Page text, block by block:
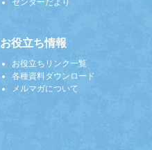
センターだより
お役立ち情報
お役立ちリンク一覧
各種資料ダウンロード
メルマガについて